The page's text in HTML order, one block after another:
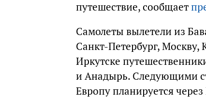
путешествие, сообщает
Самолеты вылетели из
Санкт-Петербург, Москву,
Иркутске
и Анадырь. Следующими
Европу планируется